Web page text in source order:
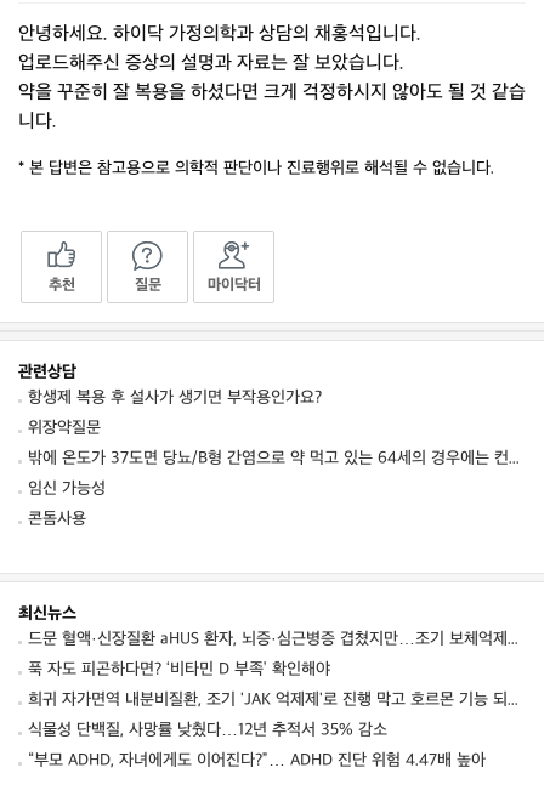
안녕하세요. 하이닥 가정의학과 상담의 채홍석입니다.
업로드해주신 증상의 설명과 자료는 잘 보았습니다.
약을 꾸준히 잘 복용을 하셨다면 크게 걱정하시지 않아도 될 것 같습
니다.
* 본 답변은 참고용으로 의학적 판단이나 진료행위로 해석될 수 없습니다.
추천 질문 마이닥터
관련상담
항생제 복용 후 설사가 생기면 부작용인가요?
위장약질문
밖에 온도가 37도면 당뇨/B형 간염으로 약 먹고 있는 64세의 경우에는 컨디션 저하를 동
임신 가능성
콘돔사용
최신뉴스
드문 혈액·신장질환 aHUS 환자, 뇌증·심근병증 겹쳤지만…조기 보체억제치료로 신경학적 회복 보여
푹 자도 피곤하다면? ‘비타민 D 부족’ 확인해야
희귀 자가면역 내분비질환, 조기 'JAK 억제제'로 진행 막고 호르몬 기능 되살렸다
식물성 단백질, 사망률 낮췄다…12년 추적서 35% 감소
“부모 ADHD, 자녀에게도 이어진다?”… ADHD 진단 위험 4.47배 높아